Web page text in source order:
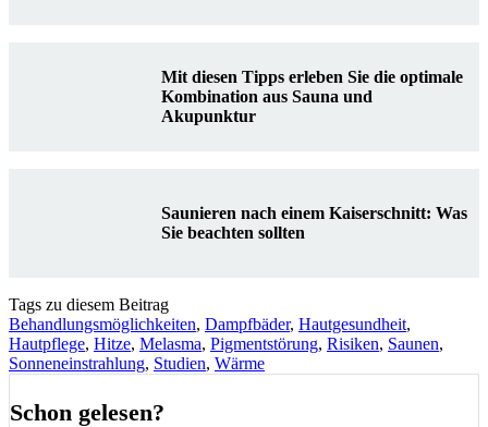
Mit diesen Tipps erleben Sie die optimale
Kombination aus Sauna und
Akupunktur
Saunieren nach einem Kaiserschnitt: Was
Sie beachten sollten
Tags zu diesem Beitrag
Behandlungsmöglichkeiten, Dampfbäder, Hautgesundheit,
Hautpflege, Hitze, Melasma, Pigmentstörung, Risiken, Saunen,
Sonneneinstrahlung, Studien, Wärme
Schon gelesen?